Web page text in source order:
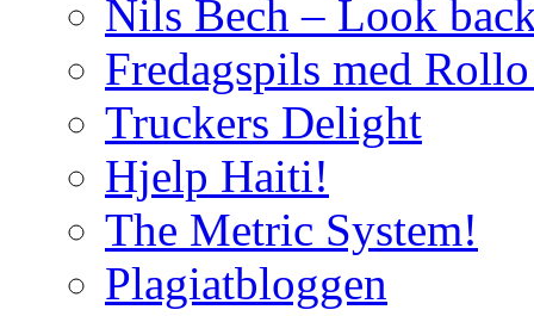
Nils Bech – Look
Fredagspils med Rollo
Truckers Delight
Hjelp Haiti!
The Metric System!
Plagiatbloggen